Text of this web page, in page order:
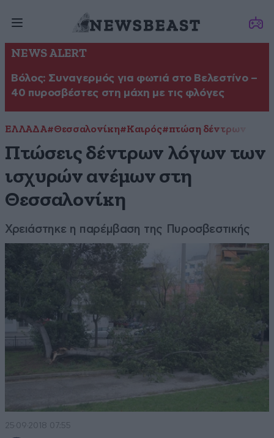
NEWS ALERT
Βόλος: Συναγερμός για φωτιά στο Βελεστίνο –
40 πυροσβέστες στη μάχη με τις φλόγες
ΕΛΛΑΔΑ#Θεσσαλονίκη#Καιρός#πτώση δέντρων
Πτώσεις δέντρων λόγων των
ισχυρών ανέμων στη
Θεσσαλονίκη
Χρειάστηκε η παρέμβαση της Πυροσβεστικής
25·09·2018 07:55